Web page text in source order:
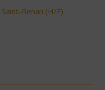
Renan (H/F)